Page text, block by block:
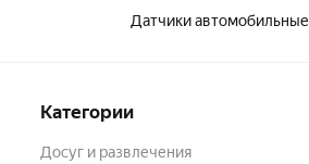
Датчики автомобильные
Категории
Досуг и развлечения